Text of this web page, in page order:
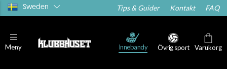
Sweden Tips & Guider Kontakt FAQ
Meny Innebandy Övrig sport Varukorg